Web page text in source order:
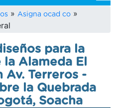
Asigna ocad co
para la
Alameda El
Av. Terreros -
la Quebrada
Soacha